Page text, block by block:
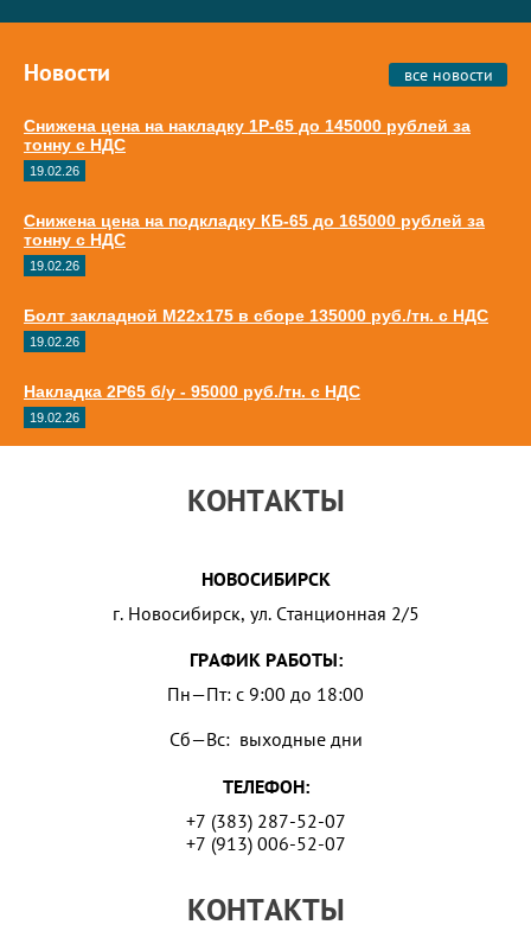
Новости все новости
Снижена цена на накладку 1Р-65 до 145000 рублей за
тонну с НДС
19.02.26
Снижена цена на подкладку КБ-65 до 165000 рублей за
тонну с НДС
19.02.26
Болт закладной М22х175 в сборе 135000 руб./тн. с НДС
19.02.26
Накладка 2Р65 б/у - 95000 руб./тн. с НДС
19.02.26
КОНТАКТЫ
НОВОСИБИРСК
г. Новосибирск, ул. Станционная 2/5
ГРАФИК РАБОТЫ:
Пн—Пт: с 9:00 до 18:00
Сб—Вс: выходные дни
ТЕЛЕФОН:
+7 (383) 287-52-07
+7 (913) 006-52-07
КОНТАКТЫ